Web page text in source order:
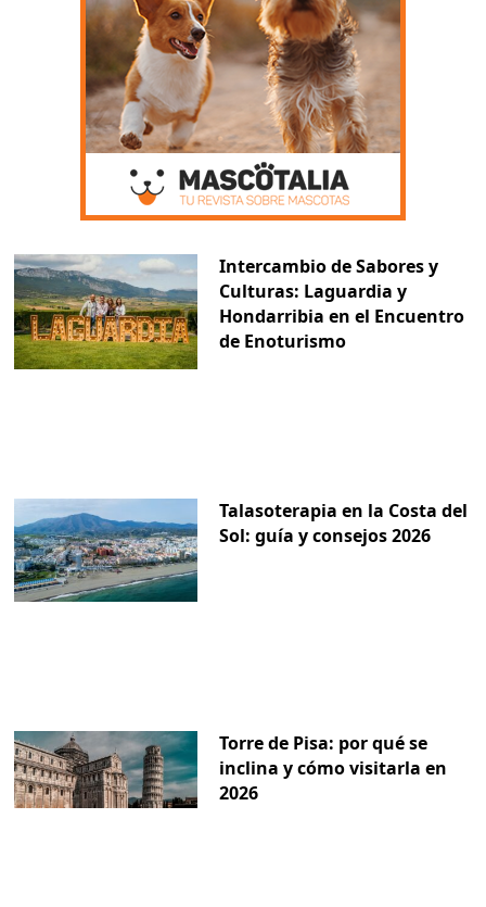
Intercambio de Sabores y
Culturas: Laguardia y
Hondarribia en el Encuentro
de Enoturismo
Talasoterapia en la Costa del
Sol: guía y consejos 2026
Torre de Pisa: por qué se
inclina y cómo visitarla en
2026